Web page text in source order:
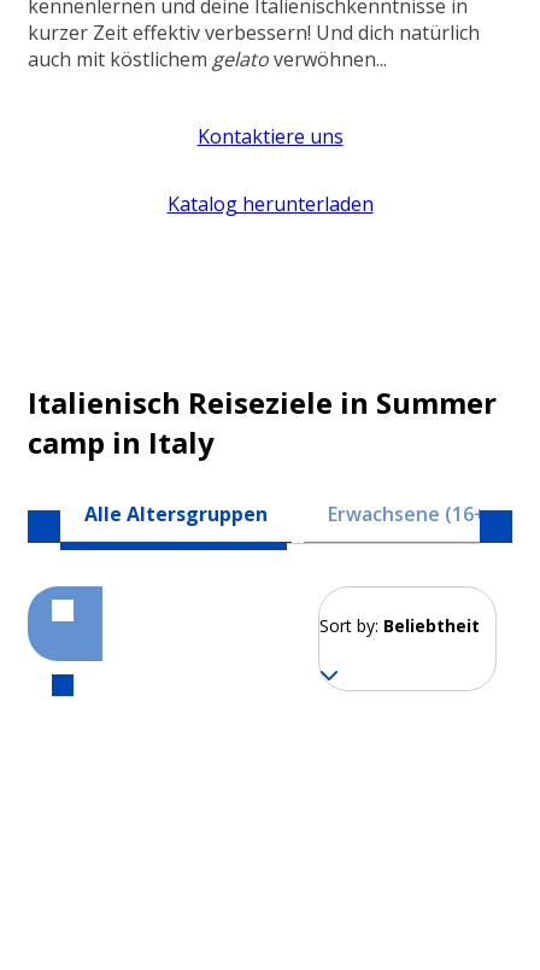
kennenlernen und deine Italienischkenntnisse in
kurzer Zeit effektiv verbessern! Und dich natürlich
auch mit köstlichem gelatoverwöhnen...
Kontaktiere uns
Katalog herunterladen
Italienisch Reiseziele in Summer
camp in Italy
Alle Altersgruppen Erwachsene (16+)
Sort by: Beliebtheit